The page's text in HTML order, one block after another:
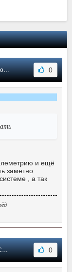
0
и ещё
заметно
, а так
0